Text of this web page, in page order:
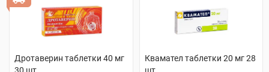
Дротаверин таблетки 40 мг
Квамател таблетки 20 мг 28